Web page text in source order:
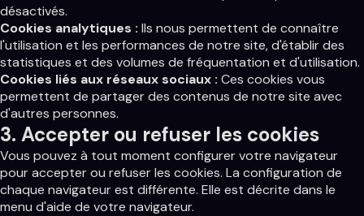
désactivés.
Cookies analytiques : Ils nous permettent de connaître
l'utilisation et les performances de notre site, d'établir des
statistiques et des volumes de fréquentation et d'utilisation.
Cookies liés aux réseaux sociaux : Ces cookies vous
permettent de partager des contenus de notre site avec
d'autres personnes.
3. Accepter ou refuser les cookies
Vous pouvez à tout moment configurer votre navigateur
pour accepter ou refuser les cookies. La configuration de
chaque navigateur est différente. Elle est décrite dans le
menu d'aide de votre navigateur.